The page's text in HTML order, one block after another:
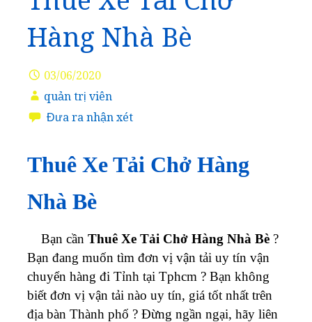
Hàng Nhà Bè
03/06/2020
quản trị viên
Đưa ra nhận xét
Thuê Xe Tải Chở Hàng
Nhà Bè
Bạn cần Thuê Xe Tải Chở Hàng Nhà Bè ?
Bạn đang muốn tìm đơn vị vận tải uy tín vận
chuyển hàng đi Tỉnh tại Tphcm ? Bạn không
biết đơn vị vận tải nào uy tín, giá tốt nhất trên
địa bàn Thành phố ? Đừng ngần ngại, hãy liên